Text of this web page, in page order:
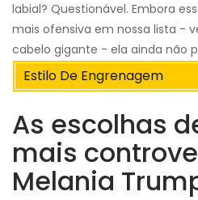
labial? Questionável. Embora
mais ofensiva em nossa lista -
cabelo gigante - ela ainda não
Estilo De Engrenagem
As escolhas
mais
Melania